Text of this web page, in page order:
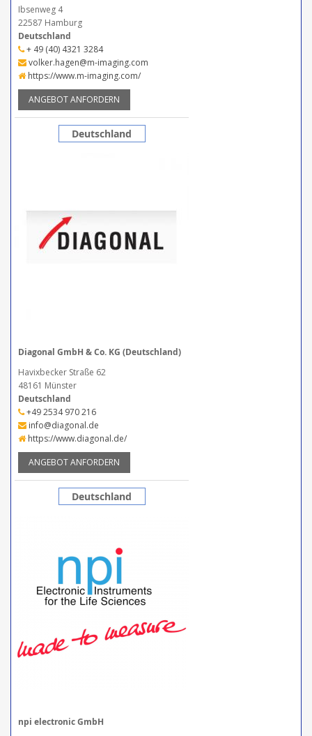
Ibsenweg 4
22587 Hamburg
Deutschland
+ 49 (40) 4321 3284
volker.hagen@m-imaging.com
https://www.m-imaging.com/
ANGEBOT ANFORDERN
Deutschland
Diagonal GmbH & Co. KG (Deutschland)
Havixbecker Straße 62
48161 Münster
Deutschland
+49 2534 970 216
info@diagonal.de
https://www.diagonal.de/
ANGEBOT ANFORDERN
Deutschland
npi electronic GmbH